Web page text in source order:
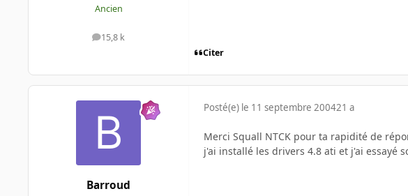
Ancien
15,8 k
messages
Citer
Barroud
Posté(e) le 11 septembre 200421 a
Merci Squall NTCK pour ta rapidité de
j'ai installé les drivers 4.8 ati et j'ai essayé